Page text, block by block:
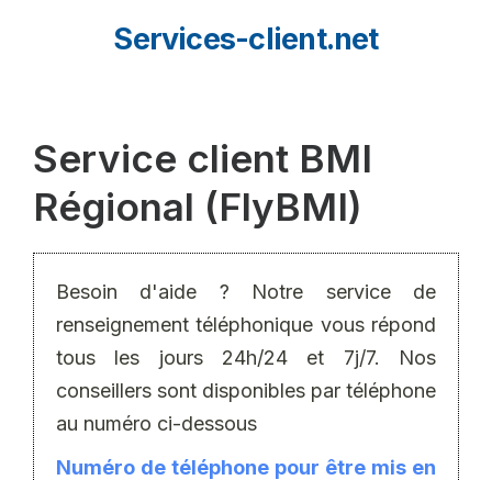
Services-client.net
Service client BMI
Régional (FlyBMI)
Besoin d'aide ? Notre service de
renseignement téléphonique vous répond
tous les jours 24h/24 et 7j/7. Nos
conseillers sont disponibles par téléphone
au numéro ci-dessous
Numéro de téléphone pour être mis en